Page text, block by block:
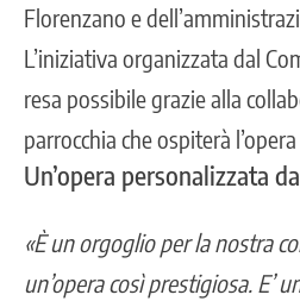
Florenzano e
L’iniziativa organizzata dal
resa possibile grazie alla
parrocchia che ospiterà l’opera
Un’opera personalizzata
«È un orgoglio per la nostra
un’opera così prestigiosa. E’